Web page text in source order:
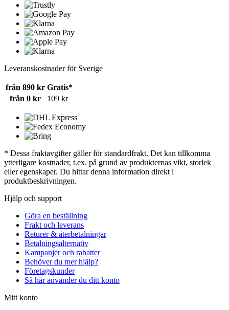
Leveranskostnader för Sverige
från 890 kr Gratis*
från 0 kr
109 kr
* Dessa fraktavgifter gäller för standardfrakt. Det kan tillkomma
ytterligare kostnader, t.ex. på grund av produkternas vikt, storlek
eller egenskaper. Du hittar denna information direkt i
produktbeskrivningen.
Hjälp och support
Göra en beställning
Frakt och leverans
Returer & återbetalningar
Betalningsalternativ
Kampanjer och rabatter
Behöver du mer hjälp?
Företagskunder
Så här använder du ditt konto
Mitt konto